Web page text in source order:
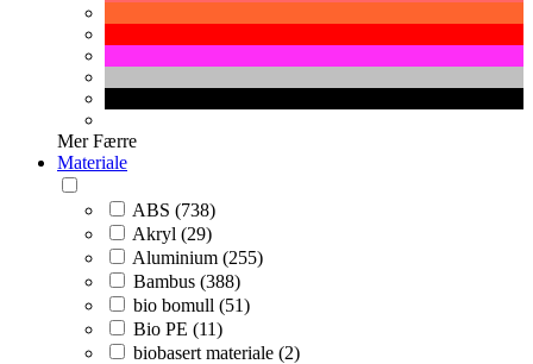
Mer Færre
Materiale
ABS (738)
Akryl (29)
Aluminium (255)
Bambus (388)
bio bomull (51)
Bio PE (11)
biobasert materiale (2)